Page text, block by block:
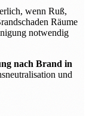
wenn Ruß,
Räume
notwendig
nach Brand in
und